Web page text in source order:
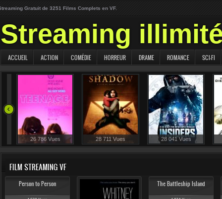
Gratuit de 3251 Films Complets en VF.
Streaming
ACCUEIL ACTION COMÉDIE HORREUR DRAME ROMANCE SCI-FI
26 786 Vues 28 711 Vues 28 041 Vues
FILM STREAMING VF
Person to Person The Battleship Island